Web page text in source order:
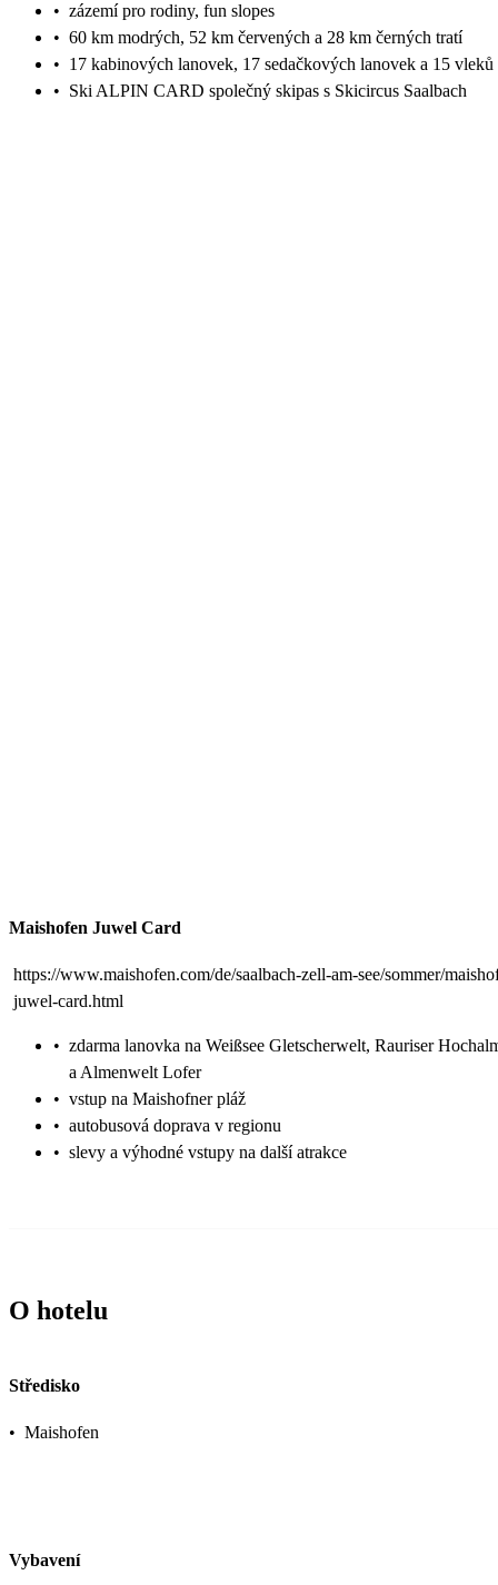
• zázemí pro rodiny, fun slopes
• 60 km modrých, 52 km červených a 28 km černých tratí
• 17 kabinových lanovek, 17 sedačkových lanovek a 15 vleků
• Ski ALPIN CARD společný skipas s Skicircus Saalbach
Maishofen Juwel Card
https://www.maishofen.com/de/saalbach-zell-am-see/sommer/
juwel-card.html
• zdarma lanovka na Weißsee Gletscherwelt, Rauriser
a Almenwelt Lofer
• vstup na Maishofner pláž
• autobusová doprava v regionu
• slevy a výhodné vstupy na další atrakce
O hotelu
Středisko
• Maishofen
Vybavení